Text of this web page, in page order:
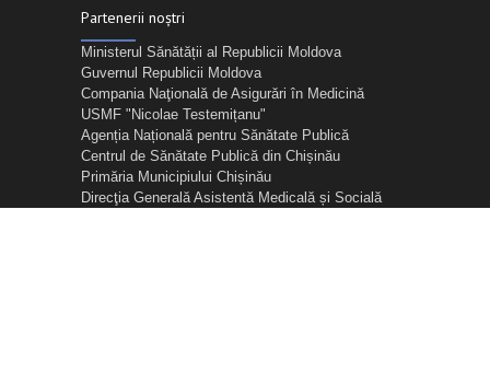
Partenerii noștri
Ministerul Sănătății al Republicii Moldova
Guvernul Republicii Moldova
Compania Naţională de Asigurări în Medicină
USMF "Nicolae Testemițanu"
Agenția Națională pentru Sănătate Publică
Centrul de Sănătate Publică din Chișinău
Primăria Municipiului Chișinău
Direcţia Generală Asistentă Medicală și Socială